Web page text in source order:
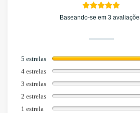
Baseando-se em 3
5 estrelas
4 estrelas
3 estrelas
2 estrelas
1 estrela